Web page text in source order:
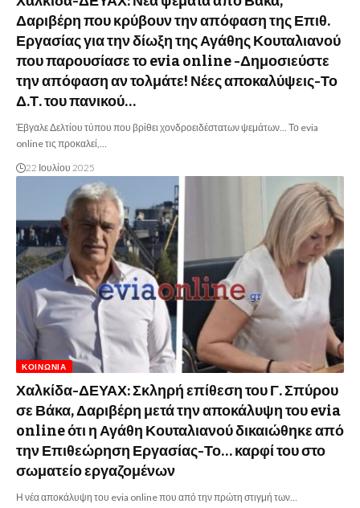
Δαριβέρη που κρύβουν την απόφαση της Επιθ.
Εργασίας για την δίωξη της Αγάθης Κουταλιανού
που παρουσίασε το evia online -Δημοσιεύστε
την απόφαση αν τολμάτε! Νέες αποκαλύψεις-Το
Δ.Τ. του πανικού…
Έβγαλε Δελτίου τύπου που βρίθει χονδροειδέστατων ψεμάτων... Το evia
online τις προκαλεί,…
22 Ιουλίου 2025
ΚΟΙΝΩΝΊΑ
Χαλκίδα-ΔΕΥΑΧ: Σκληρή επίθεση του Γ. Σπύρου
σε Βάκα, Δαριβέρη μετά την αποκάλυψη του evia
online ότι η Αγάθη Κουταλιανού δικαιώθηκε από
την Επιθεώρηση Εργασίας-Το… καρφί του στο
σωματείο εργαζομένων
Η νέα αποκάλυψη του evia online που από την πρώτη στιγμή των…